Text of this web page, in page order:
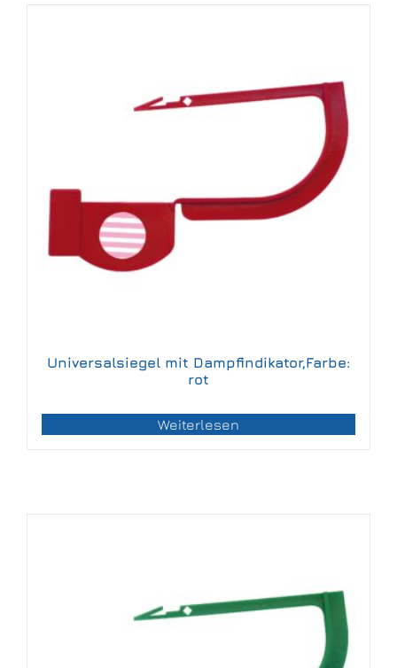
Universalsiegel mit Dampfindikator,Farbe:
rot
Weiterlesen